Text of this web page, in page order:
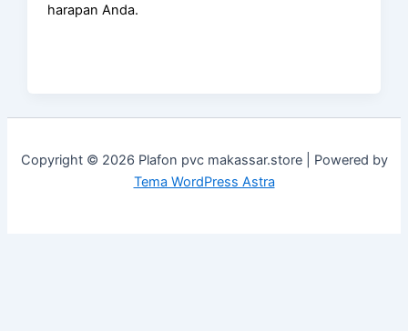
harapan Anda.
Copyright © 2026 Plafon pvc makassar.store | Powered by
Tema WordPress Astra